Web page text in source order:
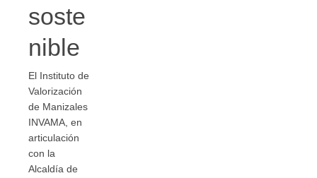
soste
nible
El Instituto de
Valorización
de Manizales
INVAMA, en
articulación
con la
Alcaldía de